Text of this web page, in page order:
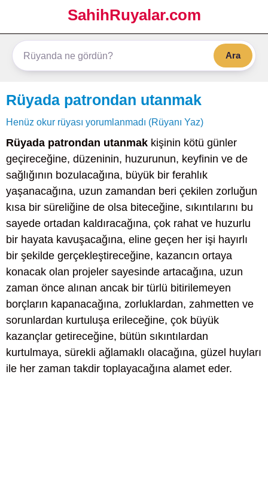
SahihRuyalar.com
Ara
Rüyada patrondan utanmak
Henüz okur rüyası yorumlanmadı (Rüyanı Yaz)
Rüyada patrondan utanmak kişinin kötü günler
geçireceğine, düzeninin, huzurunun, keyfinin ve de
sağlığının bozulacağına, büyük bir ferahlık
yaşanacağına, uzun zamandan beri çekilen zorluğun
kısa bir süreliğine de olsa biteceğine, sıkıntılarını bu
sayede ortadan kaldıracağına, çok rahat ve huzurlu
bir hayata kavuşacağına, eline geçen her işi hayırlı
bir şekilde gerçekleştireceğine, kazancın ortaya
konacak olan projeler sayesinde artacağına, uzun
zaman önce alınan ancak bir türlü bitirilemeyen
borçların kapanacağına, zorluklardan, zahmetten ve
sorunlardan kurtuluşa erileceğine, çok büyük
kazançlar getireceğine, bütün sıkıntılardan
kurtulmaya, sürekli ağlamaklı olacağına, güzel huyları
ile her zaman takdir toplayacağına alamet eder.